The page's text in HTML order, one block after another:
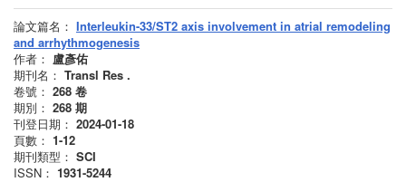
論文篇名： Interleukin-33/ST2 axis involvement in atrial remodeling
and arrhythmogenesis
作者： 盧彥佑
期刊名： Transl Res .
卷號： 268 卷
期別： 268 期
刊登日期： 2024-01-18
頁數： 1-12
期刊類型： SCI
ISSN： 1931-5244